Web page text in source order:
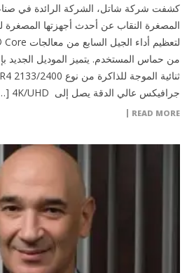
كشفت شركة شاتل، الشركة الرائدة في
من حماس المستخدم. يتميز الموديل الجديد
جرافيكس عالي الدقة يصل إلى 4K/UHD […]
READ MORE